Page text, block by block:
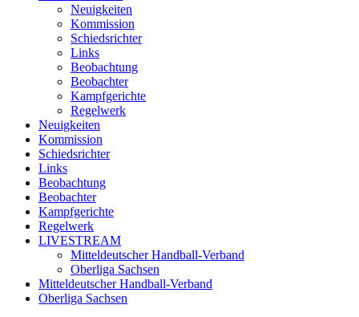
Neuigkeiten
Kommission
Schiedsrichter
Links
Beobachtung
Beobachter
Kampfgerichte
Regelwerk
Neuigkeiten
Kommission
Schiedsrichter
Links
Beobachtung
Beobachter
Kampfgerichte
Regelwerk
LIVESTREAM
Mitteldeutscher Handball-Verband
Oberliga Sachsen
Mitteldeutscher Handball-Verband
Oberliga Sachsen